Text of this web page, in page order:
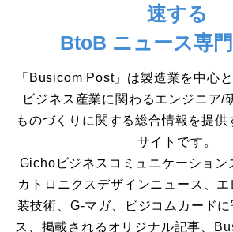
速する
BtoB ニュース専
「Busicom Post」は製造業を中心
ビジネス産業に関わるエンジニア/
ものづくりに関する総合情報を提供
サイトです。
Gichoビジネスコミュニケーション
カトロニクスデザインニュース、
装技術、G-マガ、ビジコムカード
ス、掲載されるオリジナル記事、